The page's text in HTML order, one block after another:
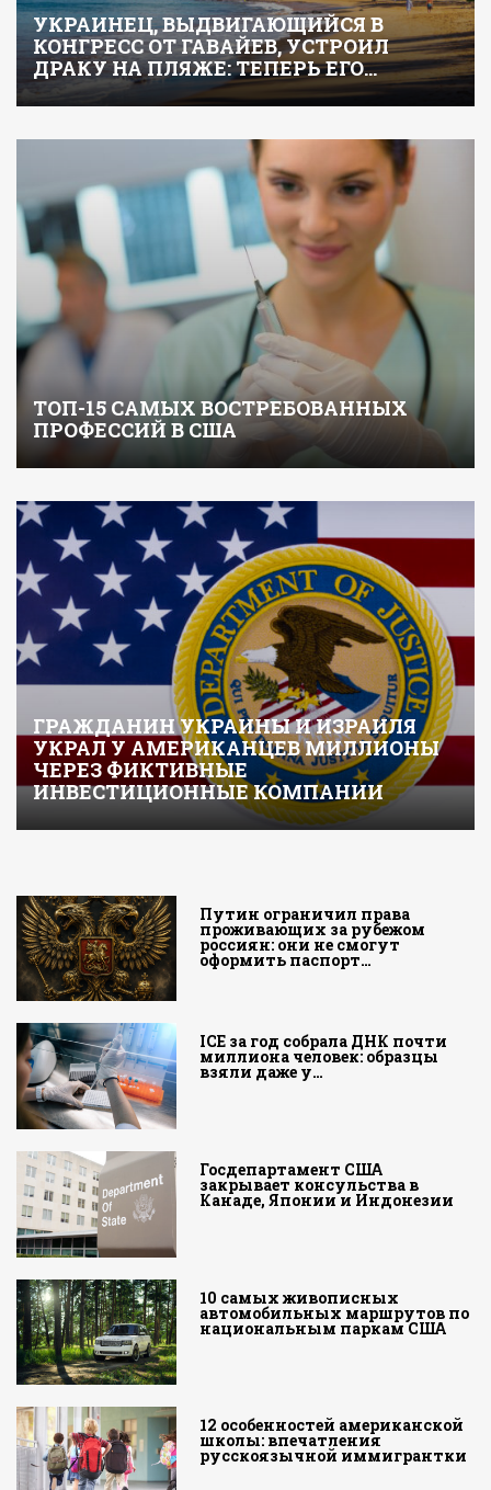
УКРАИНЕЦ, ВЫДВИГАЮЩИЙСЯ В
КОНГРЕСС ОТ ГАВАЙЕВ, УСТРОИЛ
ДРАКУ НА ПЛЯЖЕ: ТЕПЕРЬ ЕГО…
ТОП-15 САМЫХ ВОСТРЕБОВАННЫХ
ПРОФЕССИЙ В США
ГРАЖДАНИН УКРАИНЫ И ИЗРАИЛЯ
УКРАЛ У АМЕРИКАНЦЕВ МИЛЛИОНЫ
ЧЕРЕЗ ФИКТИВНЫЕ
ИНВЕСТИЦИОННЫЕ КОМПАНИИ
Путин ограничил права
проживающих за рубежом
россиян: они не смогут
оформить паспорт…
ICE за год собрала ДНК почти
миллиона человек: образцы
взяли даже у…
Госдепартамент США
закрывает консульства в
Канаде, Японии и Индонезии
10 самых живописных
автомобильных маршрутов по
национальным паркам США
12 особенностей американской
школы: впечатления
русскоязычной иммигрантки